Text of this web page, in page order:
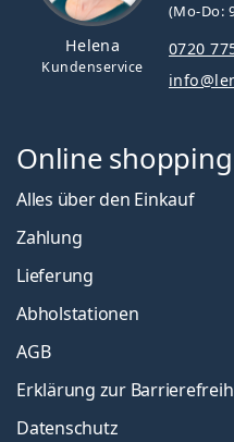
Helena
Kundenservice
(Mo-Do:
0720
Online shopping
Alles über den Einkauf
Zahlung
Lieferung
Abholstationen
AGB
Erklärung zur
Datenschutz